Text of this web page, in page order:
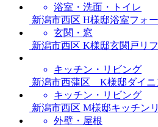
浴室・洗面・トイレ
新潟市西区 H様邸浴室フォ
玄関・窓
新潟市西区 K様邸玄関戸リ
キッチン・リビング
新潟市西蒲区 K様邸ダイニ
キッチン・リビング
新潟市西区 M様邸キッチン
外壁・屋根